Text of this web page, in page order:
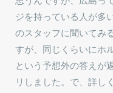
ジを持っている人が多
のスタッフに聞いてみ
すが、同じくらいにホ
という予想外の答えが
リしました。で、詳し